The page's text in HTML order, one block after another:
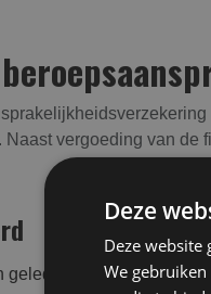
Naast vergoeding van de
geleden financiële
Deze
Deze
We